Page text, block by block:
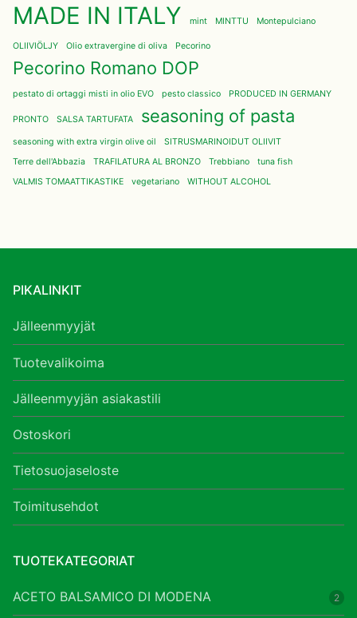
MADE IN ITALY mint MINTTU Montepulciano
OLIIVIÖLJY Olio extravergine di oliva Pecorino
Pecorino Romano DOP
pestato di ortaggi misti in olio EVO pesto classico PRODUCED IN GERMANY
PRONTO SALSA TARTUFATA seasoning of pasta
seasoning with extra virgin olive oil
SITRUSMARINOIDUT OLIIVIT
Terre dell'Abbazia
TRAFILATURA AL BRONZO Trebbiano
tuna fish
VALMIS TOMAATTIKASTIKE
vegetariano WITHOUT ALCOHOL
PIKALINKIT
Jälleenmyyjät
Tuotevalikoima
Jälleenmyyjän asiakastili
Ostoskori
Tietosuojaseloste
Toimitusehdot
TUOTEKATEGORIAT
ACETO BALSAMICO DI MODENA 2